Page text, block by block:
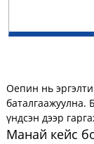
Оепин нь
баталгаажуулна.
үндсэн дээр
Манай кейс